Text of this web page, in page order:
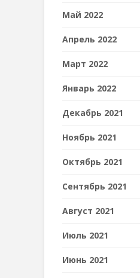
Май 2022
Апрель 2022
Март 2022
Январь 2022
Декабрь 2021
Ноябрь 2021
Октябрь 2021
Сентябрь 2021
Август 2021
Июль 2021
Июнь 2021